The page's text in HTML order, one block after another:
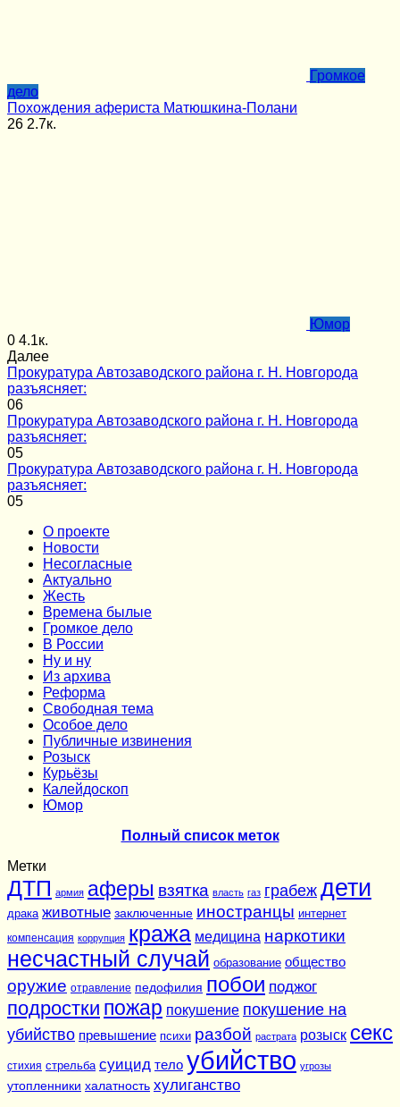
Громкое
дело
Похождения афериста Матюшкина-Полани
26 2.7к.
Юмор
0 4.1к.
Далее
Прокуратура Автозаводского района г. Н. Новгорода
разъясняет:
06
Прокуратура Автозаводского района г. Н. Новгорода
разъясняет:
05
Прокуратура Автозаводского района г. Н. Новгорода
разъясняет:
05
О проекте
Новости
Несогласные
Актуально
Жесть
Времена былые
Громкое дело
В России
Ну и ну
Из архива
Реформа
Cвободная тема
Особое дело
Публичные извинения
Розыск
Курьёзы
Калейдоскоп
Юмор
Полный список меток
Метки
ДТП армия аферы взятка власть газ грабеж дети
драка животные заключенные иностранцы интернет
компенсация коррупция кража медицина наркотики
несчастный случай образование общество
оружие отравление педофилия побои поджог
подростки пожар покушение покушение на
убийство превышение психи разбой растрата розыск секс
стихия стрельба суицид тело убийство угрозы
утопленники халатность хулиганство